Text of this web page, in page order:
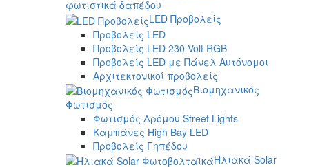
φωτιστικά δαπέδου
LED Προβολείς
Προβολείς LED
Προβολείς LED 230 Volt RGB
Προβολείς LED με Πάνελ Αυτόνομοι
Αρχιτεκτονικοί προβολείς
Βιομηχανικός
Φωτισμός
Φωτισμός Δρόμου Street Lights
Καμπάνες High Bay LED
Προβολείς Γηπέδου
Ηλιακά Solar